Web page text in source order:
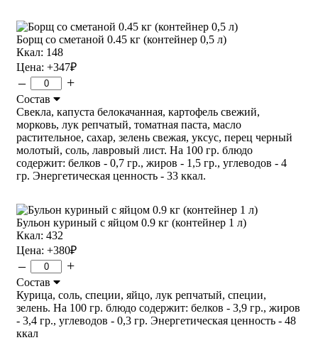
Борщ со сметаной 0.45 кг (контейнер 0,5 л)
Ккал: 148
Цена: +347₽
– +
Состав
Свекла, капуста белокачанная, картофель свежий,
морковь, лук репчатый, томатная паста, масло
растительное, сахар, зелень свежая, уксус, перец черный
молотый, соль, лавровый лист. На 100 гр. блюдо
содержит: белков - 0,7 гр., жиров - 1,5 гр., углеводов - 4
гр. Энергетическая ценность - 33 ккал.
Бульон куриный с яйцом 0.9 кг (контейнер 1 л)
Ккал: 432
Цена: +380₽
– +
Состав
Курица, соль, специи, яйцо, лук репчатый, специи,
зелень. На 100 гр. блюдо содержит: белков - 3,9 гр., жиров
- 3,4 гр., углеводов - 0,3 гр. Энергетическая ценность - 48
ккал